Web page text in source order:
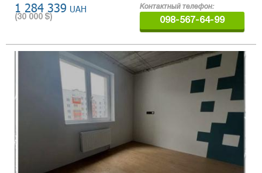
1 284 339 UAH
(30 000 $)
Контактный телефон:
098-567-64-99